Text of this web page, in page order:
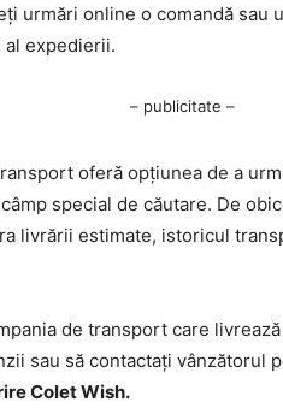
urmări online o comandă sau
expedierii.
– publicitate –
oferă opțiunea de a
special de căutare. De
livrării estimate, istoricul
de transport care
sau să contactați vânzătorul
Colet Wish.